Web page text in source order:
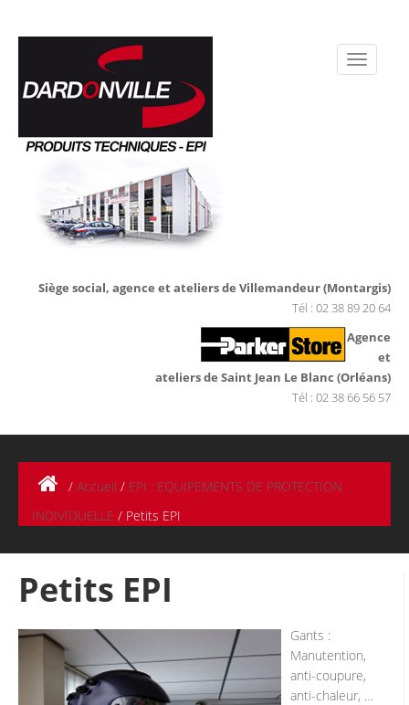
Siège social, agence et ateliers de Villemandeur (Montargis)
Tél : 02 38 89 20 64
Agence
et
ateliers de Saint Jean Le Blanc (Orléans)
Tél : 02 38 66 56 57
/ Accueil / EPI : EQUIPEMENTS DE PROTECTION
INDIVIDUELLE / Petits EPI
Petits EPI
Gants :
Manutention,
anti-coupure,
anti-chaleur, …